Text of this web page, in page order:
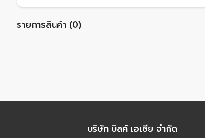
รายการสินค้า (0)
บริษัท บิลค์ เอเชีย จำกัด